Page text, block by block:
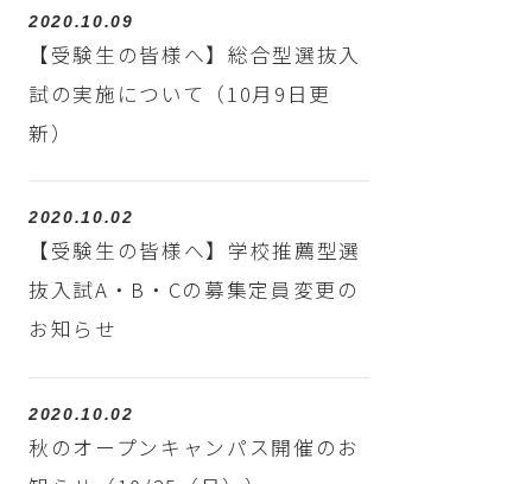
2020.10.09
【受験生の皆様へ】総合型選抜入
試の実施について（10月9日更
新）
2020.10.02
【受験生の皆様へ】学校推薦型選
抜入試A・B・Cの募集定員変更の
お知らせ
2020.10.02
秋のオープンキャンパス開催のお